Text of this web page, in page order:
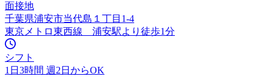
面接地
千葉県浦安市当代島１丁目1-4
東京メトロ東西線 浦安駅より徒歩1分
シフト
1日3時間 週2日からOK